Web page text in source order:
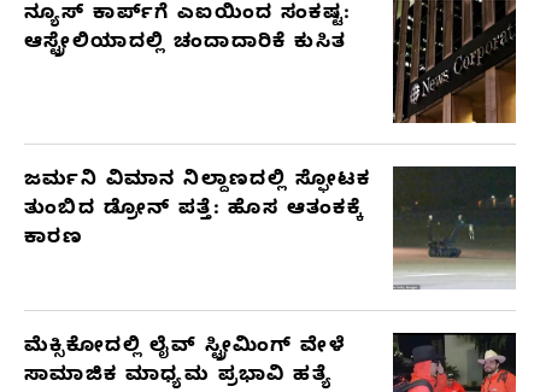
ನ್ಯೂಸ್ ಕಾರ್ಪ್‌ಗೆ ಎಐಯಿಂದ ಸಂಕಷ್ಟ:
ಆಸ್ಟ್ರೇಲಿಯಾದಲ್ಲಿ ಚಂದಾದಾರಿಕೆ ಕುಸಿತ
ಜರ್ಮನಿ ವಿಮಾನ ನಿಲ್ದಾಣದಲ್ಲಿ ಸ್ಫೋಟಕ
ತುಂಬಿದ ಡ್ರೋನ್ ಪತ್ತೆ: ಹೊಸ ಆತಂಕಕ್ಕೆ
ಕಾರಣ
ಮೆಕ್ಸಿಕೋದಲ್ಲಿ ಲೈವ್ ಸ್ಟ್ರೀಮಿಂಗ್ ವೇಳೆ
ಸಾಮಾಜಿಕ ಮಾಧ್ಯಮ ಪ್ರಭಾವಿ ಹತ್ಯೆ